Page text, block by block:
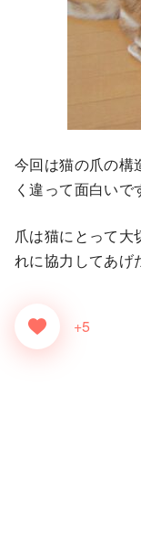
今回は猫の爪の構
く違って面白いで
爪は猫にとって大
れに協力してあげ
+5